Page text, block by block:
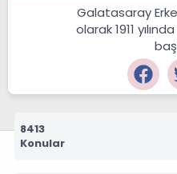
Galatasaray
olarak 1911
8413
Konular